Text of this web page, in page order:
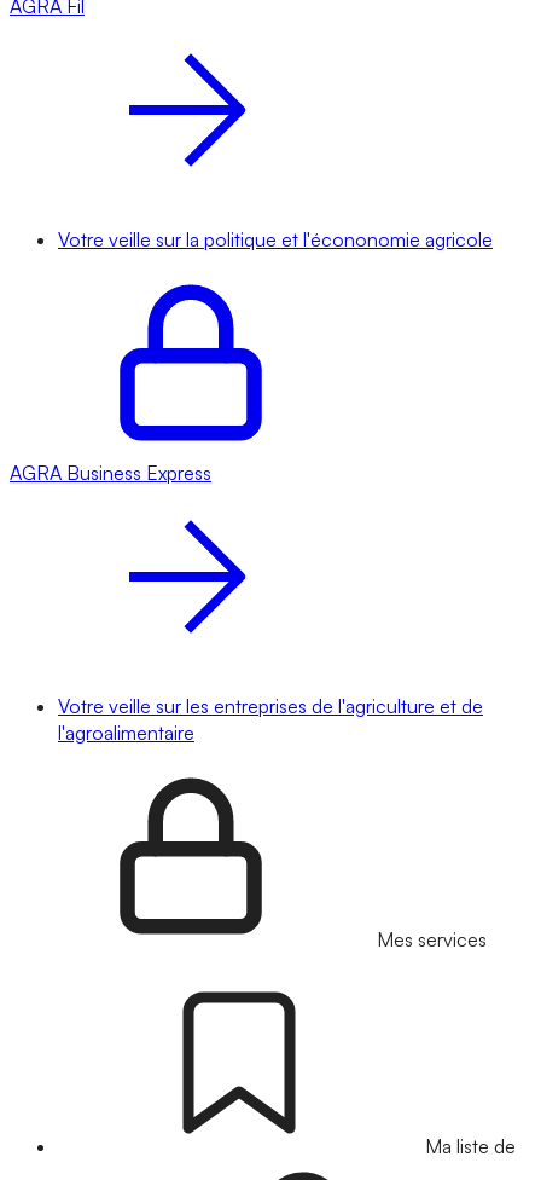
AGRA Fil
Votre veille sur la politique et l'écononomie agricole
AGRA Business Express
Votre veille sur les entreprises de l'agriculture et de
l'agroalimentaire
Mes services
Ma liste de